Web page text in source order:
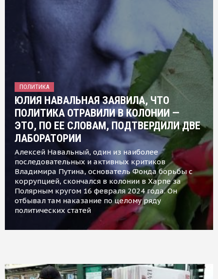
ПОЛИТИКА
ЮЛИЯ НАВАЛЬНАЯ ЗАЯВИЛА, ЧТО
ПОЛИТИКА ОТРАВИЛИ В КОЛОНИИ —
ЭТО, ПО ЕЕ СЛОВАМ, ПОДТВЕРДИЛИ ДВЕ
ЛАБОРАТОРИИ
Алексей Навальный, один из наиболее
последовательных и активных критиков
Владимира Путина, основатель Фонда борьбы с
коррупцией, скончался в колонии в Харпе за
Полярным кругом 16 февраля 2024 года. Он
отбывал там наказание по целому ряду
политических статей